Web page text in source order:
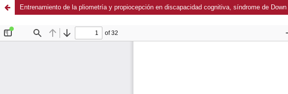
Entrenamiento de la pliometría y propiocepción en discapacidad cognitiva, síndrome de